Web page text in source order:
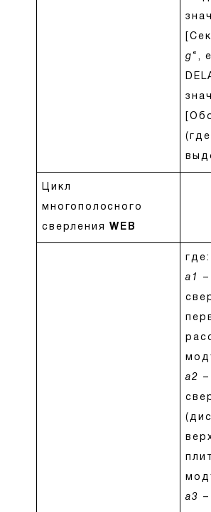
g “,
Цикл
многополосного
сверленияWEB
где:
a1
a2
a3